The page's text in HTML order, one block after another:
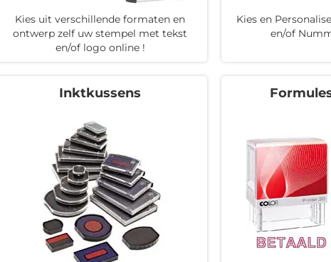
Kies uit verschillende formaten en
ontwerp zelf uw stempel met tekst
en/of logo online !
Kies en
en/of
Inktkussens